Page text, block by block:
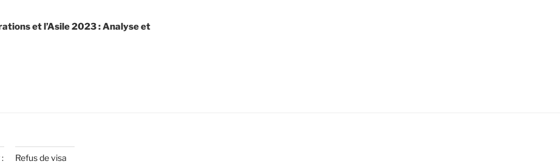
et l’Asile 2023 : Analyse et
Refus de visa